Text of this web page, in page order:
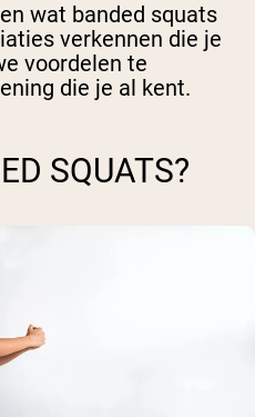
wat banded squats
verkennen die je
voordelen te
die je al kent.
SQUATS?